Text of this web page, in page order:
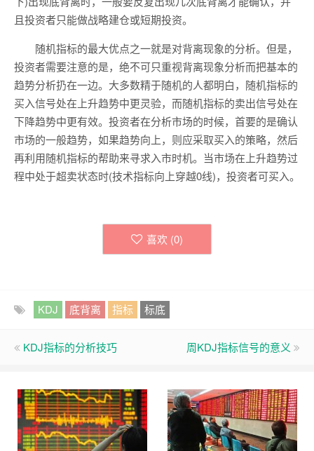
且投资者只能做战略建仓或短期投资。
随机指标的最大优点之一就是对背离现象的分析。但是，
投资者需要注意的是，绝不可只重视背离现象分析而把基本的
趋势分析扔在一边。大多数精于随机的人都明白，随机指标的
买入信号处在上升趋势中更灵验，而随机指标的卖出信号处在
下降趋势中更有效。投资者在分析市场的时候，首要的是确认
市场的一般趋势，如果趋势向上，则应采取买入的策略，然后
再利用随机指标的帮助来寻求入市时机。当市场在上升趋势过
程中处于超卖状态时(技术指标向上穿越0线)，投资者可买入。
喜欢 (0)
KDJ 底背离 指标 标底
KDJ指标的分析技巧 周KDJ指标信号的意义